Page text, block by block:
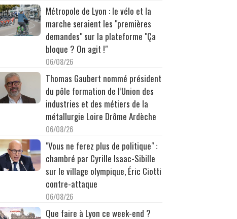
Métropole de Lyon : le vélo et la
marche seraient les "premières
demandes" sur la plateforme "Ça
bloque ? On agit !"
06/08/26
Thomas Gaubert nommé président
du pôle formation de l’Union des
industries et des métiers de la
métallurgie Loire Drôme Ardèche
06/08/26
"Vous ne ferez plus de politique" :
chambré par Cyrille Isaac-Sibille
sur le village olympique, Éric Ciotti
contre-attaque
06/08/26
Que faire à Lyon ce week-end ?